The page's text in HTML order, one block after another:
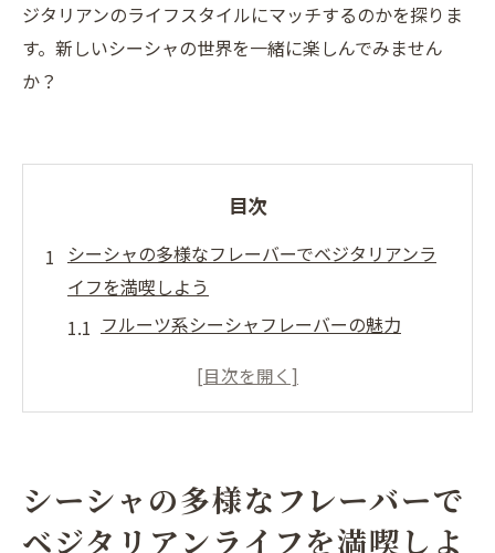
ジタリアンのライフスタイルにマッチするのかを探りま
す。新しいシーシャの世界を一緒に楽しんでみません
か？
目次
シーシャの多様なフレーバーでベジタリアンラ
イフを満喫しよう
フルーツ系シーシャフレーバーの魅力
ハーブとスパイスによる新しい味わい
ー
ベジタリアンにおすすめのシーシャカフェ
シーシャの多様なフレーバーで
ベジタリアンライフを満喫しよ